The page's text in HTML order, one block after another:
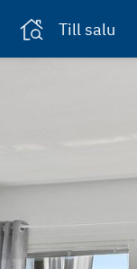
Till salu